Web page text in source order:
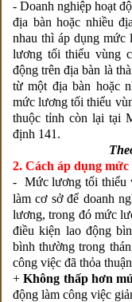
- Doanh nghiệp hoạt
địa bàn hoặc nhiều
nhau thì áp dụng mức
lương tối thiểu vùng
động trên địa bàn là
từ một địa bàn hoặc
mức lương tối thiểu
thuộc tỉnh còn lại tại
định 141.
2. Cách áp dụng
- Mức lương tối thiểu
làm cơ sở để doanh
lương, trong đó mức
điều kiện lao động
bình thường trong
công việc đã thỏa
+Không thấp hơn
động làm công việc